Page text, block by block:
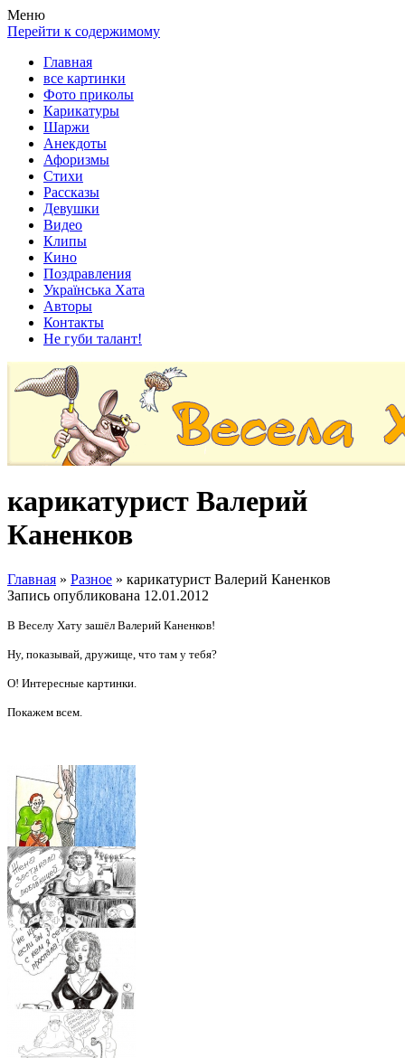
Весела хата — прикольные картинки, смешные истории,
клипы!
Покажем всем ваши фото приколы, карикатуры, шаржи, стихи,
рассказы, видео и песни!
Меню
Перейти к содержимому
Главная
все картинки
Фото приколы
Карикатуры
Шаржи
Анекдоты
Афоризмы
Стихи
Рассказы
Девушки
Видео
Клипы
Кино
Поздравления
Українська Хата
Авторы
Контакты
Не губи талант!
карикатурист Валерий
Каненков
Главная » Разное » карикатурист Валерий Каненков
Запись опубликована 12.01.2012
В Веселу Хату зашёл Валерий Каненков!
Ну, показывай, дружище, что там у тебя?
О! Интересные картинки.
Покажем всем.